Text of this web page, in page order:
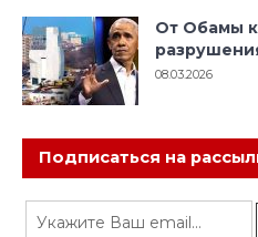
От Обамы
08.03.2026
Подписаться на